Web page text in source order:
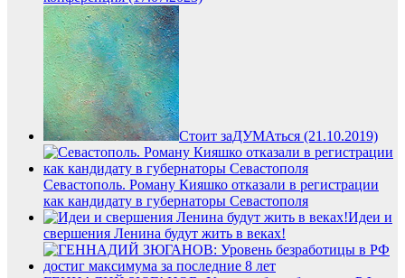
Стоит заДУМАться (21.10.2019)
Севастополь. Роману Кияшко отказали в регистрации
как кандидату в губернаторы Севастополя
Идеи и
свершения Ленина будут жить в веках!